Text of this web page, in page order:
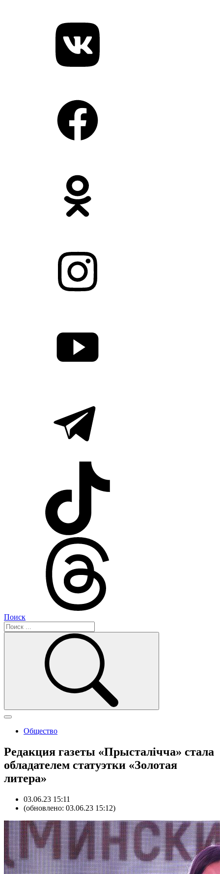
Поиск
Общество
Редакция газеты «Прысталiчча» стала
обладателем статуэтки «Золотая
литера»
03.06.23 15:11
(обновлено: 03.06.23 15:12)